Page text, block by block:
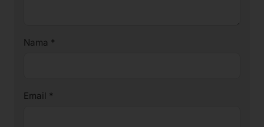
Nama *
Email *